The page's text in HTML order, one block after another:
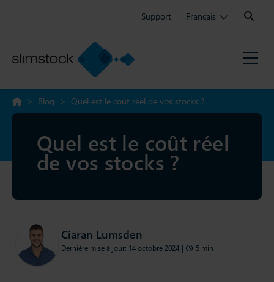
Support Français
Search:
> Blog > Quel est le coût réel de vos stocks ?
Quel est le coût réel
de vos stocks ?
Ciaran Lumsden
Dernière mise à jour: 14 octobre 2024 | 5 min